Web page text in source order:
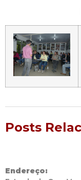
Posts
Endereço: